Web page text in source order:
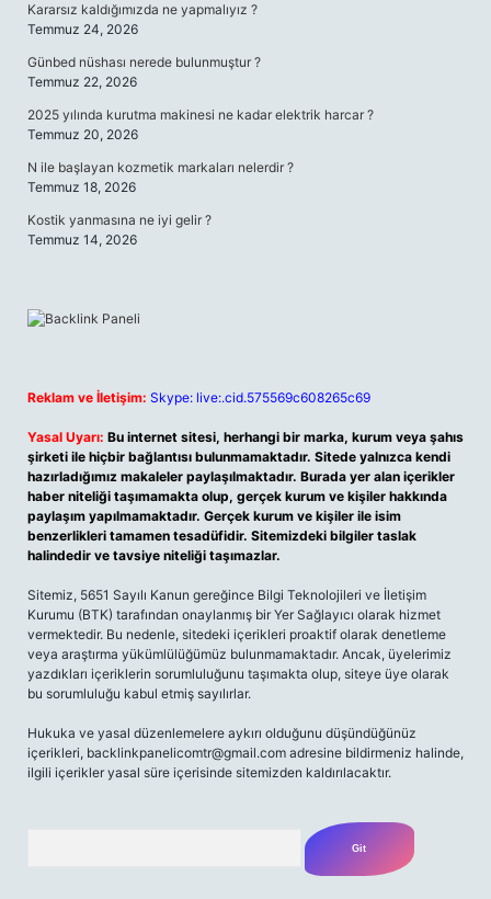
Kararsız kaldığımızda ne yapmalıyız ?
Temmuz 24, 2026
Günbed nüshası nerede bulunmuştur ?
Temmuz 22, 2026
2025 yılında kurutma makinesi ne kadar elektrik harcar ?
Temmuz 20, 2026
N ile başlayan kozmetik markaları nelerdir ?
Temmuz 18, 2026
Kostik yanmasına ne iyi gelir ?
Temmuz 14, 2026
Reklam ve İletişim: Skype: live:.cid.575569c608265c69
Yasal Uyarı: Bu internet sitesi, herhangi bir marka, kurum veya şahıs
şirketi ile hiçbir bağlantısı bulunmamaktadır. Sitede yalnızca kendi
hazırladığımız makaleler paylaşılmaktadır. Burada yer alan içerikler
haber niteliği taşımamakta olup, gerçek kurum ve kişiler hakkında
paylaşım yapılmamaktadır. Gerçek kurum ve kişiler ile isim
benzerlikleri tamamen tesadüfidir. Sitemizdeki bilgiler taslak
halindedir ve tavsiye niteliği taşımazlar.
Sitemiz, 5651 Sayılı Kanun gereğince Bilgi Teknolojileri ve İletişim
Kurumu (BTK) tarafından onaylanmış bir Yer Sağlayıcı olarak hizmet
vermektedir. Bu nedenle, sitedeki içerikleri proaktif olarak denetleme
veya araştırma yükümlülüğümüz bulunmamaktadır. Ancak, üyelerimiz
yazdıkları içeriklerin sorumluluğunu taşımakta olup, siteye üye olarak
bu sorumluluğu kabul etmiş sayılırlar.
Hukuka ve yasal düzenlemelere aykırı olduğunu düşündüğünüz
içerikleri, backlinkpanelicomtr@gmail.com adresine bildirmeniz halinde,
ilgili içerikler yasal süre içerisinde sitemizden kaldırılacaktır.